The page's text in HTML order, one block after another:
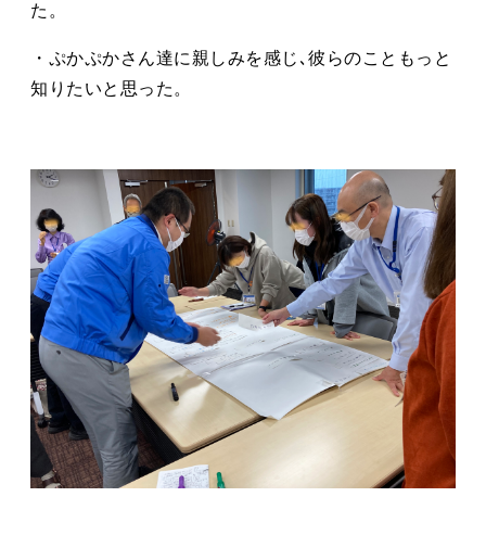
た。
・ぷかぷかさん達に親しみを感じ､彼らのこともっと
知りたいと思った。